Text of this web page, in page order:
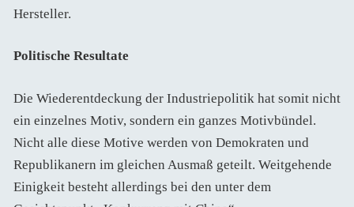
Hersteller.
Politische Resultate
Die Wiederentdeckung der Industriepolitik hat somit nicht
ein einzelnes Motiv, sondern ein ganzes Motivbündel.
Nicht alle diese Motive werden von Demokraten und
Republikanern im gleichen Ausmaß geteilt. Weitgehende
Einigkeit besteht allerdings bei den unter dem